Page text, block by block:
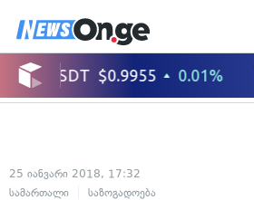
25 იანვარი 2018, 17:32
სამართალი
საზოგადოება